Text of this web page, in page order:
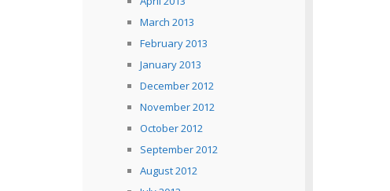
March 2013
February 2013
January 2013
December 2012
November 2012
October 2012
September 2012
August 2012